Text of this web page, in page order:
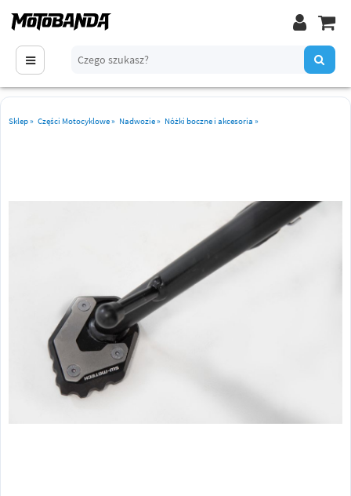
Sklep» Części Motocyklowe» Nadwozie» Nóżki boczne i akcesoria »